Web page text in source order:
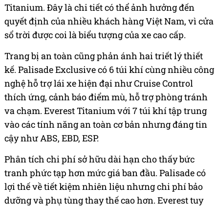
Titanium. Đây là chi tiết có thể ảnh hưởng đến
quyết định của nhiều khách hàng Việt Nam, vì cửa
sổ trời được coi là biểu tượng của xe cao cấp.
Trang bị an toàn cũng phản ánh hai triết lý thiết
kế. Palisade Exclusive có 6 túi khí cùng nhiều công
nghệ hỗ trợ lái xe hiện đại như Cruise Control
thích ứng, cảnh báo điểm mù, hỗ trợ phòng tránh
va chạm. Everest Titanium với 7 túi khí tập trung
vào các tính năng an toàn cơ bản nhưng đáng tin
cậy như ABS, EBD, ESP.
Phân tích chi phí sở hữu dài hạn cho thấy bức
tranh phức tạp hơn mức giá ban đầu. Palisade có
lợi thế về tiết kiệm nhiên liệu nhưng chi phí bảo
dưỡng và phụ tùng thay thế cao hơn. Everest tuy